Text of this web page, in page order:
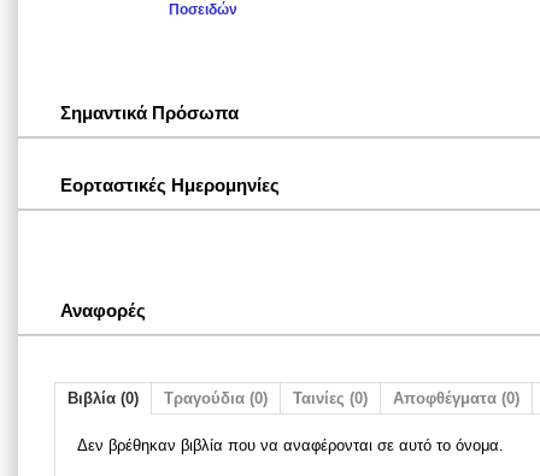
Ποσειδών
Σημαντικά Πρόσωπα
Εορταστικές Ημερομηνίες
Αναφορές
Βιβλία (0) Τραγούδια (0) Ταινίες (0) Αποφθέγματα (0)
Δεν βρέθηκαν βιβλία που να αναφέρονται σε αυτό το όνομα.